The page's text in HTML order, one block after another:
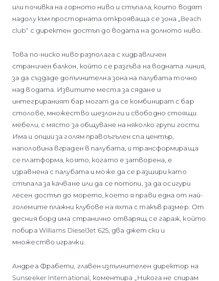
или почивка на горното ниво и стъпала, които водят
надолу към просторната открояваща се зона „Beach
club“ с директен достъп до водата на долното ниво.
Това по-ниско ниво разполага с хидравличен
страничен балкон, който се разгъва на водната линия,
за да създаде допълнителна зона на палубата точно
над водата. Извитите места за сядане и
интегрираният бар могат да се комбинират с бар
столове, множество шезлонги и свободно стоящи
мебели, с място за общуване на няколко групи гости.
Има и опции за голям правоъгълен спа център,
наполовина вграден в палубата, и трансформираща
се платформа, която, когато е затворена, е
изравнена с палубата и може да се разшири като
стъпала за качване или да се потопи, за да осигури
лесен достъп до морето, което я прави една от най-
големите плажни клубове на яхта с такъв размер. От
десния борд има странично отварящ се гараж, който
побира Williams DieselJet 625, два джет ски и
множество играчки.
Андреа Фрабети, главен изпълнителен директор на
Sunseeker International, коментира „Никога не спирам